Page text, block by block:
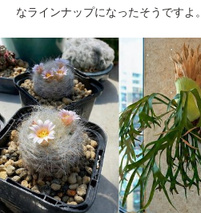
なラインナップになったそうですよ。